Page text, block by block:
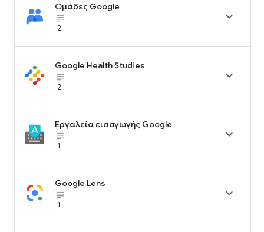
Ομάδες Google
subject_black
2

Google Health Studies
subject_black
2

Εργαλεία εισαγωγής Google
subject_black
1

Google Lens
subject_black
1
